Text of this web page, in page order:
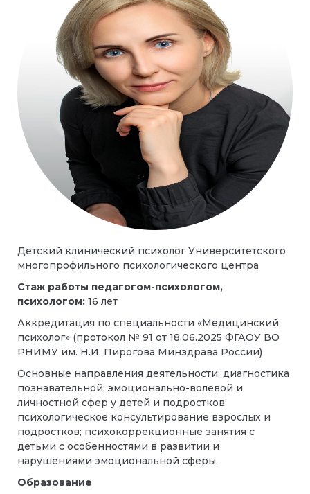
Детский клинический психолог Университетского
многопрофильного психологического центра
Стаж работы педагогом-психологом,
психологом: 16 лет
Аккредитация по специальности «Медицинский
психолог» (протокол № 91 от 18.06.2025 ФГАОУ ВО
РНИМУ им. Н.И. Пирогова Минздрава России)
Основные направления деятельности: диагностика
познавательной, эмоционально-волевой и
личностной сфер у детей и подростков;
психологическое консультирование взрослых и
подростков; психокоррекционные занятия с
детьми с особенностями в развитии и
нарушениями эмоциональной сферы.
Образование